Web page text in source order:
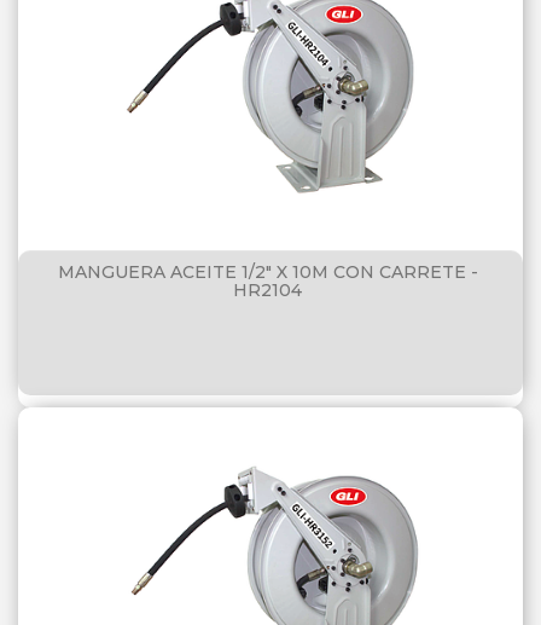
MANGUERA ACEITE 1/2" X 10M CON CARRETE -
HR2104